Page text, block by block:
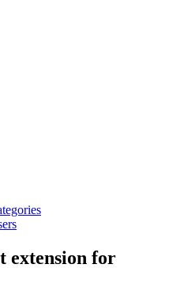
extension for